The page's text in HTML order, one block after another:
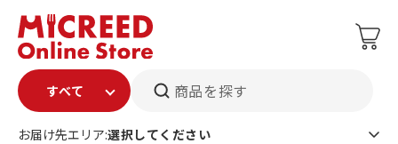
商品を探す
お届け先エリア:選択してください